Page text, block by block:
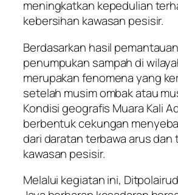
meningkatkan kepedulian
kebersihan kawasan pesisir.
Berdasarkan hasil
penumpukan sampah di
merupakan fenomena yang
setelah musim ombak atau
Kondisi geografis Muara Kali
berbentuk cekungan
dari daratan terbawa arus dan
kawasan pesisir.
Melalui kegiatan ini,